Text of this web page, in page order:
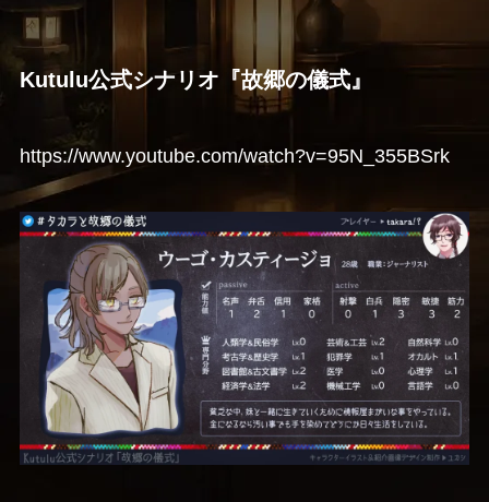
Kutulu公式シナリオ『故郷の儀式』
https://www.youtube.com/watch?v=95N_355BSrk